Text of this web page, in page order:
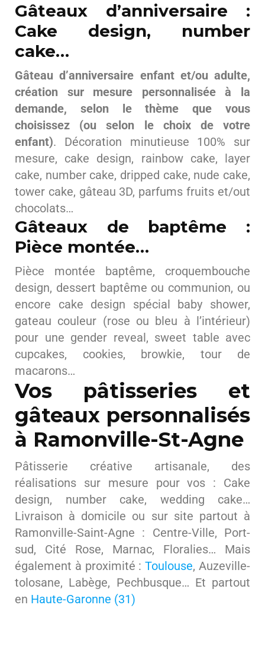
Gâteaux d’anniversaire :
Cake design, number
cake…
Gâteau d’anniversaire enfant et/ou adulte,
création sur mesure personnalisée à la
demande, selon le thème que vous
choisissez (ou selon le choix de votre
enfant). Décoration minutieuse 100% sur
mesure, cake design, rainbow cake, layer
cake, number cake, dripped cake, nude cake,
tower cake, gâteau 3D, parfums fruits et/out
chocolats…
Gâteaux de baptême :
Pièce montée…
Pièce montée baptême, croquembouche
design, dessert baptême ou communion, ou
encore cake design spécial baby shower,
gateau couleur (rose ou bleu à l’intérieur)
pour une gender reveal, sweet table avec
cupcakes, cookies, browkie, tour de
macarons…
Vos pâtisseries et
gâteaux personnalisés
à Ramonville-St-Agne
Pâtisserie créative artisanale, des
réalisations sur mesure pour vos : Cake
design, number cake, wedding cake…
Livraison à domicile ou sur site partout à
Ramonville-Saint-Agne : Centre-Ville, Port-
sud, Cité Rose, Marnac, Floralies… Mais
également à proximité :Toulouse, Auzeville-
tolosane, Labège, Pechbusque… Et partout
en Haute-Garonne (31)